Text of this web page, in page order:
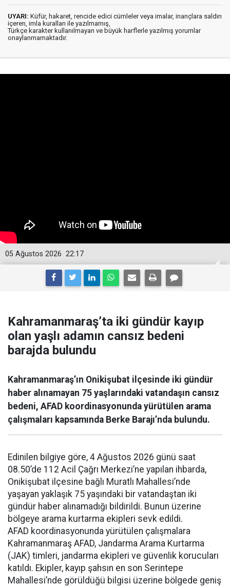
UYARI: Küfür, hakaret, rencide edici cümleler veya imalar, inançlara saldırı
içeren, imla kuralları ile yazılmamış,
Türkçe karakter kullanılmayan ve büyük harflerle yazılmış yorumlar
onaylanmamaktadır.
22:17
05 Ağustos 2026
Kahramanmaraş’ta iki gündür kayıp
olan yaşlı adamın cansız bedeni
barajda bulundu
Kahramanmaraş’ın Onikişubat ilçesinde iki gündür
haber alınamayan 75 yaşlarındaki vatandaşın cansız
bedeni, AFAD koordinasyonunda yürütülen arama
çalışmaları kapsamında Berke Barajı’nda bulundu.
Edinilen bilgiye göre, 4 Ağustos 2026 günü saat
08.50’de 112 Acil Çağrı Merkezi’ne yapılan ihbarda,
Onikişubat ilçesine bağlı Muratlı Mahallesi’nde
yaşayan yaklaşık 75 yaşındaki bir vatandaştan iki
gündür haber alınamadığı bildirildi. Bunun üzerine
bölgeye arama kurtarma ekipleri sevk edildi.
AFAD koordinasyonunda yürütülen çalışmalara
Kahramanmaraş AFAD, Jandarma Arama Kurtarma
(JAK) timleri, jandarma ekipleri ve güvenlik korucuları
katıldı. Ekipler, kayıp şahsın en son Serintepe
Mahallesi’nde görüldüğü bilgisi üzerine bölgede geniş